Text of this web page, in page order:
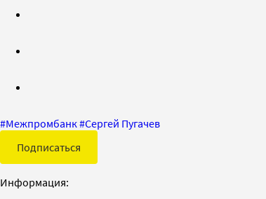
#Межпромбанк#Сергей Пугачев
Подписаться
Информация: